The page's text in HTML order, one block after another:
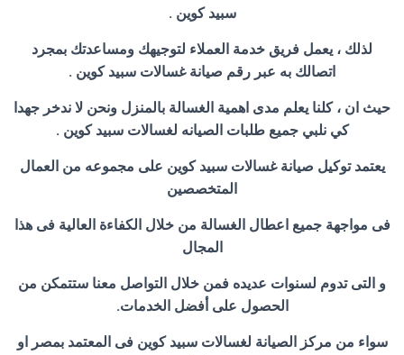
سبيد كوين .
لذلك ، يعمل فريق خدمة العملاء لتوجيهك ومساعدتك بمجرد
اتصالك به عبر رقم صيانة غسالات سبيد كوين .
حيث ان ، كلنا يعلم مدى اهمية الغسالة بالمنزل ونحن لا ندخر جهدا
كي نلبي جميع طلبات الصيانه لغسالات سبيد كوين .
يعتمد توكيل صيانة غسالات سبيد كوين على مجموعه من العمال
المتخصصين
فى مواجهة جميع اعطال الغسالة من خلال الكفاءة العالية فى هذا
المجال
و التى تدوم لسنوات عديده فمن خلال التواصل معنا ستتمكن من
الحصول على أفضل الخدمات.
سواء من مركز الصيانة لغسالات سبيد كوين فى المعتمد بمصر او